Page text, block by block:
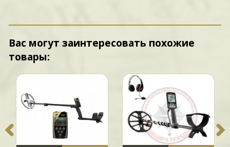
Вас могут заинтересовать похожие
товары: